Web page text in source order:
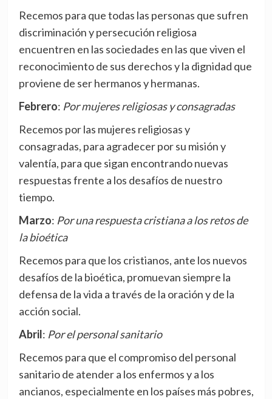
Recemos para que todas las personas que sufren
discriminación y persecución religiosa
encuentren en las sociedades en las que viven el
reconocimiento de sus derechos y la dignidad que
proviene de ser hermanos y hermanas.
Febrero: Por mujeres religiosas y consagradas
Recemos por las mujeres religiosas y
consagradas, para agradecer por su misión y
valentía, para que sigan encontrando nuevas
respuestas frente a los desafíos de nuestro
tiempo.
Marzo: Por una respuesta cristiana a los retos de
la bioética
Recemos para que los cristianos, ante los nuevos
desafíos de la bioética, promuevan siempre la
defensa de la vida a través de la oración y de la
acción social.
Abril: Por el personal sanitario
Recemos para que el compromiso del personal
sanitario de atender a los enfermos y a los
ancianos, especialmente en los países más pobres,